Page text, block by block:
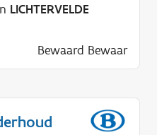
LICHTERVELDE
Bewaard Bewaar